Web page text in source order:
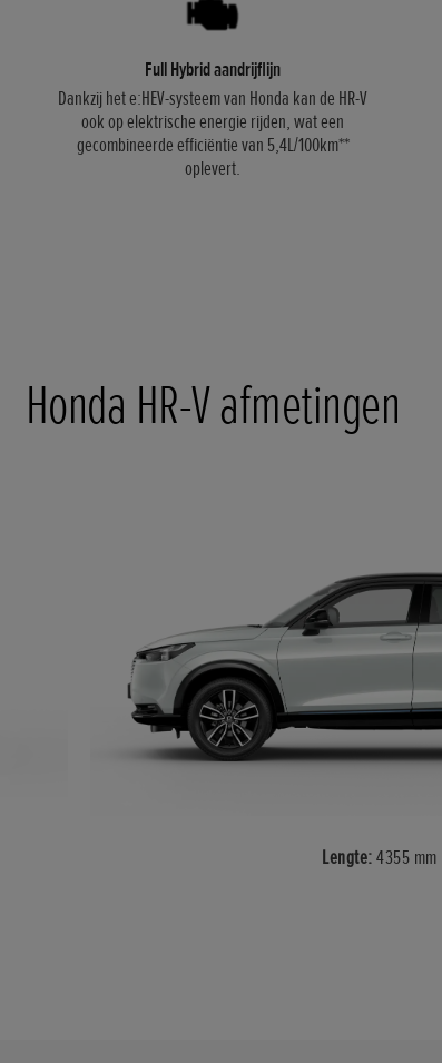
Full Hybrid aandrijflijn
Dankzij het e:HEV-systeem van Honda kan de HR-V
ook op elektrische energie rijden, wat een
gecombineerde efficiëntie van 5,4L/100km**
oplevert.
Honda HR-V afmetingen
Lengte:4355 mm